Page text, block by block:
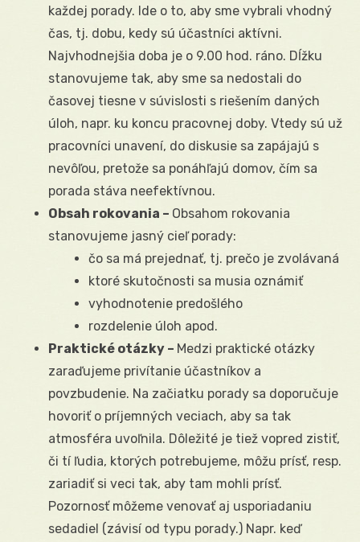
každej porady. Ide o to, aby sme vybrali vhodný
čas, tj. dobu, kedy sú účastníci aktívni.
Najvhodnejšia doba je o 9.00 hod. ráno. Dĺžku
stanovujeme tak, aby sme sa nedostali do
časovej tiesne v súvislosti s riešením daných
úloh, napr. ku koncu pracovnej doby. Vtedy sú už
pracovníci unavení, do diskusie sa zapájajú s
nevôľou, pretože sa ponáhľajú domov, čím sa
porada stáva neefektívnou.
Obsah rokovania – Obsahom rokovania
stanovujeme jasný cieľ porady:
čo sa má prejednať, tj. prečo je zvolávaná
ktoré skutočnosti sa musia oznámiť
vyhodnotenie predošlého
rozdelenie úloh apod.
Praktické otázky – Medzi praktické otázky
zaraďujeme privítanie účastníkov a
povzbudenie. Na začiatku porady sa doporučuje
hovoriť o príjemných veciach, aby sa tak
atmosféra uvoľnila. Dôležité je tiež vopred zistiť,
či tí ľudia, ktorých potrebujeme, môžu prísť, resp.
zariadiť si veci tak, aby tam mohli prísť.
Pozornosť môžeme venovať aj usporiadaniu
sedadiel (závisí od typu porady.) Napr. keď